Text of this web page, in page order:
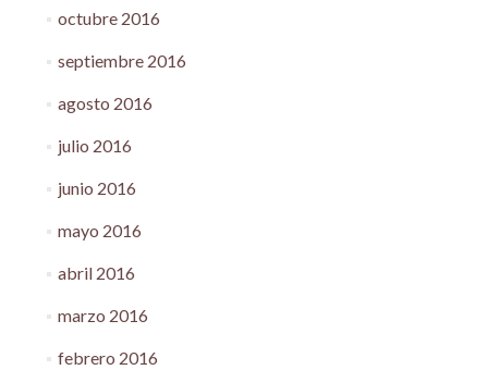
octubre 2016
septiembre 2016
agosto 2016
julio 2016
junio 2016
mayo 2016
abril 2016
marzo 2016
febrero 2016